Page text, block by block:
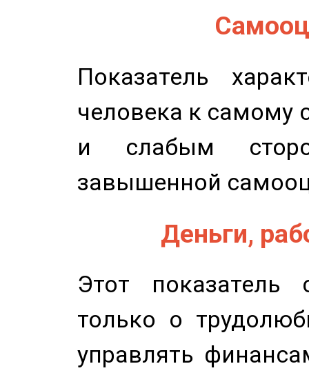
Показатель
человека к самому
и слабым
завышенной
Деньги,
Этот показатель
только о
управлять